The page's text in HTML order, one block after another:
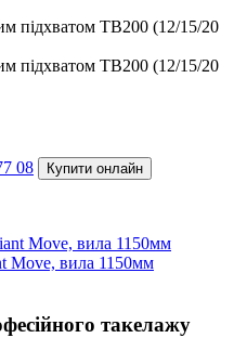
08 Купити онлайн
Move, вила 1150мм
такелажу